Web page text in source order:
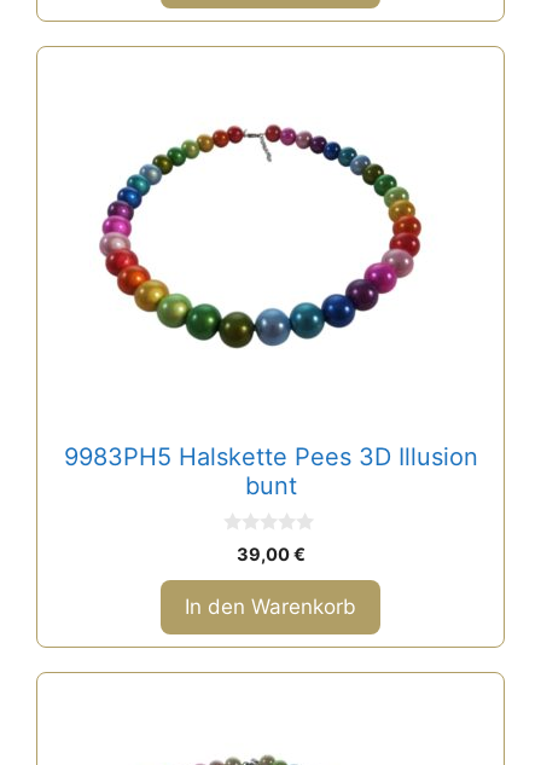
9983PH5 Halskette Pees 3D Illusion
bunt
o
5
39,00€
In den Warenkorb